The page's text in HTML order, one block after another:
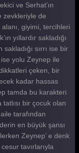
ve Serhat’ın
zevkleriyle de
giyimi, tercihleri
yıllardır sakladığı
sakladığı sırrı ise bir
ise yolu Zeynep ile
çeken, bir
kadar hassas
tamda bu karakteri
bir çocuk olan
tarafından
en büyük şansı
Zeynep’ e denk
tavırlarıyla